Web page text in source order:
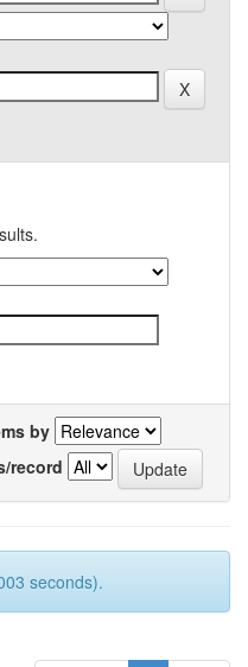
by
record
seconds).